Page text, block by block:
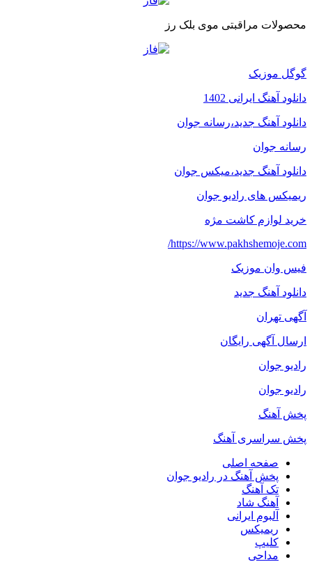
محصولات مراقبتی موی بلک رز
گوگل موزیک
دانلود آهنگ ایرانی 1402
دانلود آهنگ جدید،رسانه جوان
رسانه جوان
دانلود آهنگ جدید،میکس جوان
ریمیکس های رادیو جوان
خرید لوازم کاشت مژه
https://www.pakhshemoje.com/
فیس وان موزیک
دانلود آهنگ جدید
آگهی تهران
ارسال آگهی رایگان
رادیو جوان
رادیو جوان
پخش آهنگ
پخش سراسری آهنگ
صفحه اصلی
پخش آهنگ در رادیو جوان
تک آهنگ
آهنگ شاد
آلبوم ایرانی
ریمیکس
کلیپ
مداحی